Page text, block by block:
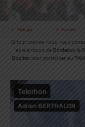
Partager Tweeter
Si tout comme nous, vous
les alentours de Bordeauxle
Bouliacpour participer au